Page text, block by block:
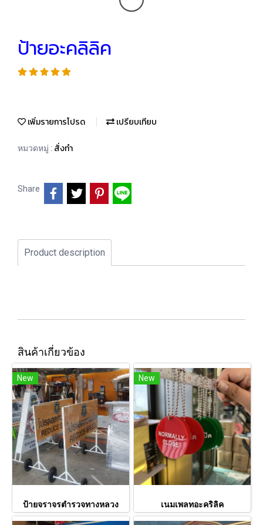
ป้ายอะคลิลิค
เพิ่มรายการโปรด เปรียบเทียบ
หมวดหมู่ : สั่งทำ
Share
Product description
สินค้าเกี่ยวข้อง
New
ป้ายจราจรตำรวจทางหลวง
New
เนมเพลทอะคริลิค